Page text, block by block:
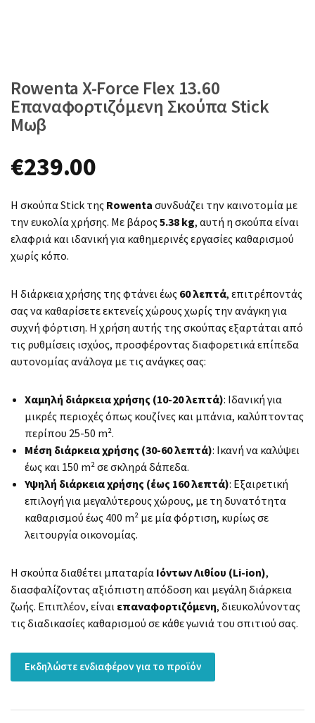
Rowenta X-Force Flex 13.60
Επαναφορτιζόμενη Σκούπα Stick
Μωβ
€239.00
Η σκούπα Stick της Rowenta συνδυάζει την καινοτομία με
την ευκολία χρήσης. Με βάρος5.38 kg, αυτή η σκούπα είναι
ελαφριά και ιδανική για καθημερινές εργασίες καθαρισμού
χωρίς κόπο.
Η διάρκεια χρήσης της φτάνει έως 60 λεπτά, επιτρέποντάς
σας να καθαρίσετε εκτενείς χώρους χωρίς την ανάγκη για
συχνή φόρτιση. Η χρήση αυτής της σκούπας εξαρτάται από
τις ρυθμίσεις ισχύος, προσφέροντας διαφορετικά επίπεδα
αυτονομίας ανάλογα με τις ανάγκες σας:
Χαμηλή διάρκεια χρήσης (10-20 λεπτά): Ιδανική για
μικρές περιοχές όπως κουζίνες και μπάνια, καλύπτοντας
περίπου 25-50 m².
Μέση διάρκεια χρήσης (30-60 λεπτά): Ικανή να καλύψει
έως και 150 m² σε σκληρά δάπεδα.
Υψηλή διάρκεια χρήσης (έως 160 λεπτά): Εξαιρετική
επιλογή για μεγαλύτερους χώρους, με τη δυνατότητα
καθαρισμού έως 400 m² με μία φόρτιση, κυρίως σε
λειτουργία οικονομίας.
Η σκούπα διαθέτει μπαταρία Ιόντων Λιθίου (Li-ion),
διασφαλίζοντας αξιόπιστη απόδοση και μεγάλη διάρκεια
ζωής. Επιπλέον, είναι επαναφορτιζόμενη, διευκολύνοντας
τις διαδικασίες καθαρισμού σε κάθε γωνιά του σπιτιού σας.
Εκδηλώστε ενδιαφέρον για το προϊόν